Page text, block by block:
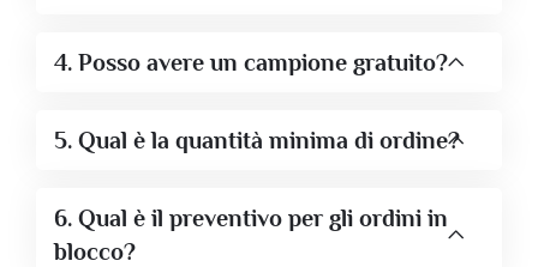
4. Posso avere un campione gratuito?
5. Qual è la quantità minima di ordine?
6. Qual è il preventivo per gli ordini in
blocco?